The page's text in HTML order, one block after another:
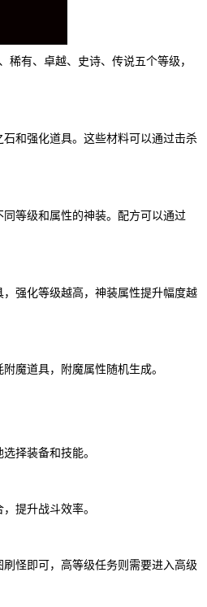
有、卓越、史诗、传说五个等级，
和强化道具。这些材料可以通过击杀
等级和属性的神装。配方可以通过
强化等级越高，神装属性提升幅度越
魔道具，附魔属性随机生成。
择装备和技能。
提升战斗效率。
怪即可，高等级任务则需要进入高级